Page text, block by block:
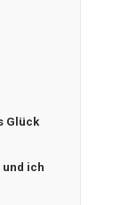
Glück
und ich